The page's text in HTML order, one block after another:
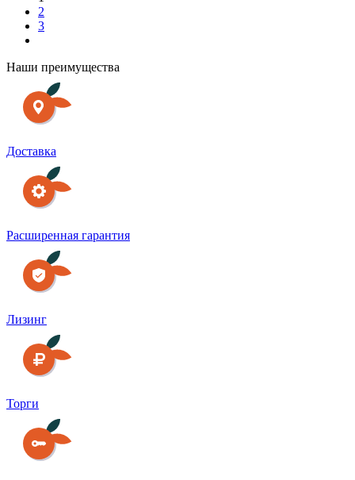
2
3
Наши преимущества
Доставка
Расширенная гарантия
Лизинг
Торги